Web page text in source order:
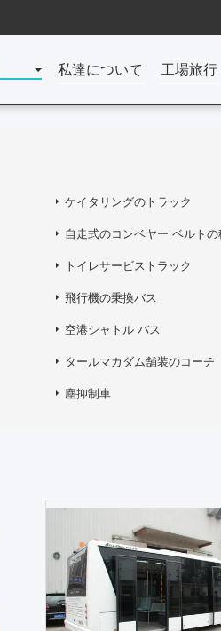
私達について 工場旅行
ケイタリングのトラック
自走式のコンベヤー ベルト
トイレサービストラック
飛行機の乗換バス
空港シャトル バス
タールマカダム舗装のコーチ
塵抑制車